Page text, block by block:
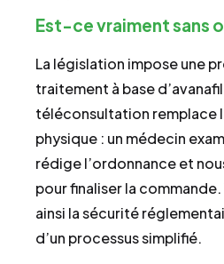
Est-ce vraiment sans
La législation impose une
traitement à base
téléconsultation remplace
physique : un médecin
rédige l’ordonnance et
pour finaliser la
ainsi la sécurité
d’un processus simplifié.